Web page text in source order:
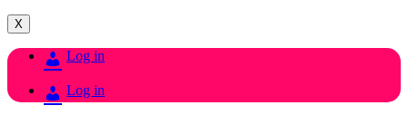
X
Log in
Log in